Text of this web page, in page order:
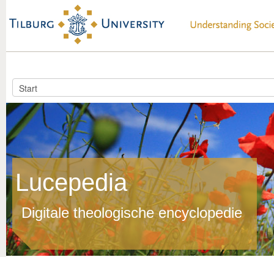
Lucepedia
Digitale theologische encyclopedie